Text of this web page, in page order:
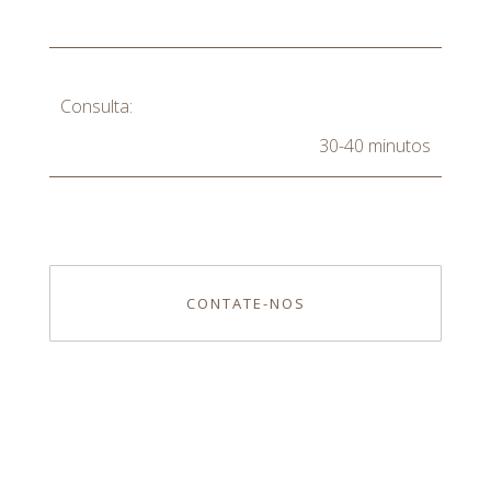
Consulta:
30-40 minutos
CONTATE-NOS